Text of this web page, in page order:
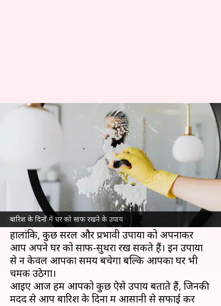
बारिश के दिनों में घर को साफ रखने के उपाय
बारिश के दिनों में घर साफ करने के
लिए अपनाएं ये 5 आसान उपाय
05:09 pm
क्या है खबर?
बारिश के मौसम में घर की सफाई करना एक चुनौतीपूर्ण
काम हो सकता है। नमी और गंदगी के कारण घर जल्दी
गंदा हो जाता है।
हालांकि, कुछ सरल और प्रभावी उपायों को अपनाकर
आप अपने घर को साफ-सुथरा रख सकते हैं। इन उपायों
से न केवल आपका समय बचेगा बल्कि आपका घर भी
चमक उठेगा।
आइए आज हम आपको कुछ ऐसे उपाय बताते हैं, जिनकी
मदद से आप बारिश के दिनों में आसानी से सफाई कर